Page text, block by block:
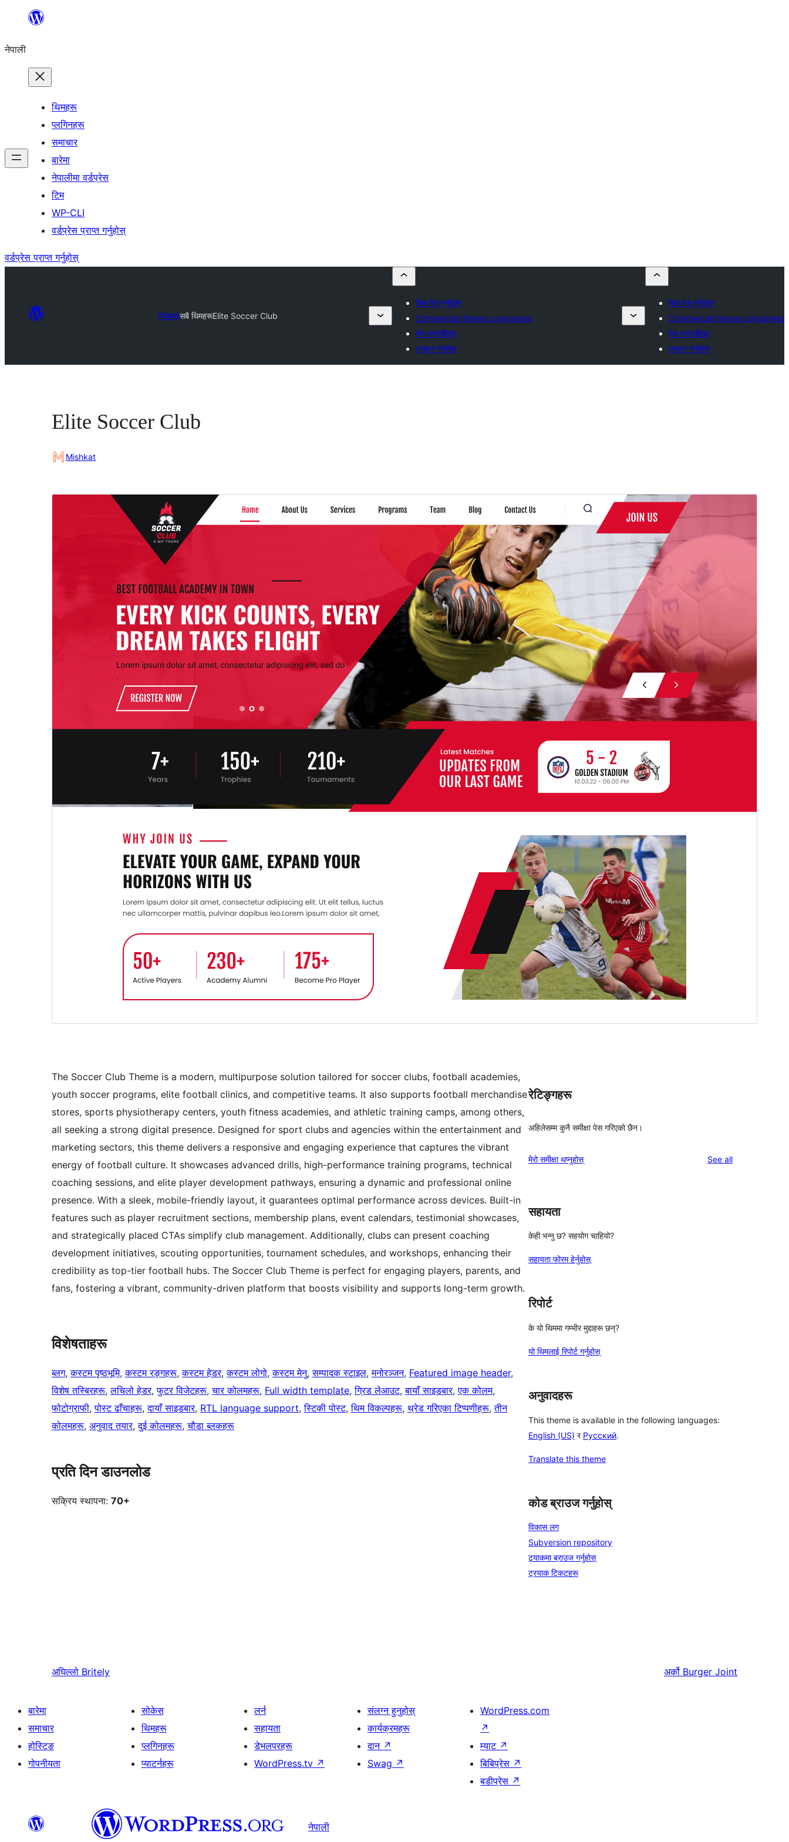
सामग्रीमा
नेपाली
थिमहरू
प्लगिनहरू
समाचार
बारेमा
नेपालीमा वर्डप्रेस
टिम
WP-CLI
वर्डप्रेस प्राप्त गर्नुहोस्
वर्डप्रेस प्राप्त गर्नुहोस्
थिमहरूसबै थिमहरूElite Soccer Club
थिम पेस गर्नुहोस्
Commercial theme companies
मेरा मनपर्दोहरू
लगइन गर्नुहोस्
थिम पेस गर्नुहोस्
Commercial theme companies
मेरा मनपर्दोहरू
लगइन गर्नुहोस्
Elite Soccer Club
Mishkat
पूर्वावलोकन गर्नुहोस् डाउनलोड गर्नुहोस्
संस्करण
पछिल्लो अपडेट
जुलाई 22, 2026
Active installations
PHP संस्करण
थिम गृहपृष्ठ
The Soccer Club Theme is a modern, multipurpose solution tailored for soccer clubs, football academies,
youth soccer programs, elite football clinics, and competitive teams. It also supports football merchandise
stores, sports physiotherapy centers, youth fitness academies, and athletic training camps, among others,
all seeking a strong digital presence. Designed for sport clubs and agencies within the entertainment and
marketing sectors, this theme delivers a responsive and engaging experience that captures the vibrant
energy of football culture. It showcases advanced drills, high-performance training programs, technical
coaching sessions, and elite player development pathways, ensuring a dynamic and professional online
presence. With a sleek, mobile-friendly layout, it guarantees optimal performance across devices. Built-in
features such as player recruitment sections, membership plans, event calendars, testimonial showcases,
and strategically placed CTAs simplify club management. Additionally, clubs can present coaching
development initiatives, scouting opportunities, tournament schedules, and workshops, enhancing their
credibility as top-tier football hubs. The Soccer Club Theme is perfect for engaging players, parents, and
fans, fostering a vibrant, community-driven platform that boosts visibility and supports long-term growth.
विशेषताहरू
ब्लग, कस्टम पृष्ठभूमि, कस्टम रङ्गहरू, कस्टम हेडर, कस्टम लोगो, कस्टम मेनु, सम्पादक स्टाइल, मनोरञ्जन, Featured image header
विशेष तस्बिरहरू, लचिलो हेडर, फुटर विजेटहरू, चार कोलमहरू, Full width template, ग्रिड लेआउट, बायाँ साइडबार, एक कोलम
फोटोग्राफी, पोस्ट ढाँचाहरू, दायाँ साइडबार, RTL language support, स्टिकी पोस्ट, थिम विकल्पहरू, थ्रेड गरिएका टिप्पणीहरू, तीन
कोलमहरू, अनुवाद तयार, दुई कोलमहरू, चौडा ब्लकहरू
प्रति दिन डाउनलोड
सक्रिय स्थापना: 70+
रेटिङ्गहरू
अहिलेसम्म कुनै समीक्षा पेस गरिएको छैन।
मेरो समीक्षा थप्नुहोस् See allreviews
सहायता
केही भन्नु छ? सहयोग चाहियो?
सहायता फोरम हेर्नुहोस्
रिपोर्ट
के यो थिममा गम्भीर मुद्दाहरू छन्?
यो थिमलाई रिपोर्ट गर्नुहोस्
अनुवादहरू
This theme is available in the following languages:
English (US) र Русский.
Translate this theme
कोड ब्राउज गर्नुहोस्
विकास लग
Subversion repository
ट्र्याकमा ब्राउज गर्नुहोस्
ट्रयाक टिकटहरू
अघिल्लो Britely अर्को Burger Joint
बारेमा
समाचार
होस्टिङ
गोपनीयता
सोकेस
थिमहरू
प्लगिनहरू
प्याटर्नहरू
लर्न
सहायता
डेभलपरहरू
WordPress.tv ↗
संलग्न हुनुहोस्
कार्यक्रमहरू
दान ↗
Swag ↗
WordPress.com
↗
म्याट ↗
बिबिप्रेस ↗
बडीप्रेस ↗
नेपाली